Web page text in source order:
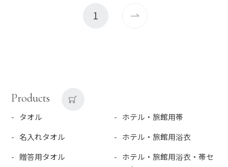
1
Products
タオル
名入れタオル
贈答用タオル
ホテル・旅館用帯
ホテル・旅館用浴衣
ホテル・旅館用浴衣・帯セ